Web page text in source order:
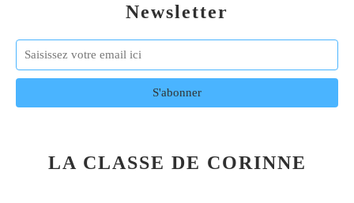
Newsletter
LA CLASSE DE CORINNE